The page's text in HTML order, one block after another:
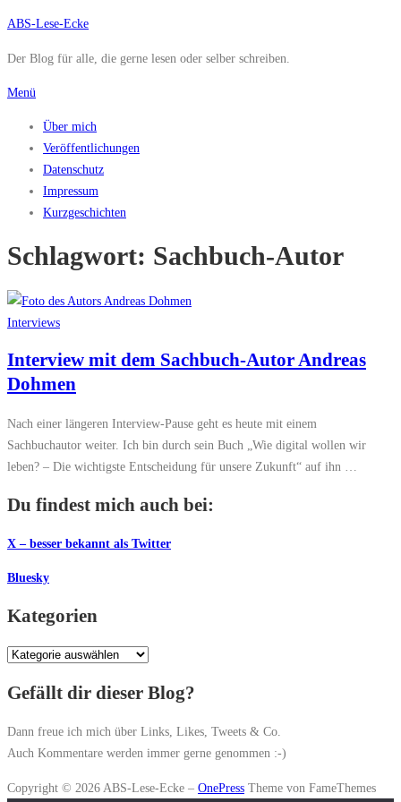
Zum
springen
ABS-Lese-Ecke
Der Blog für alle, die gerne lesen oder selber schreiben.
Menü
Über mich
Veröffentlichungen
Datenschutz
Impressum
Kurzgeschichten
Schlagwort: Sachbuch-Autor
Interviews
Interview mit dem Sachbuch-Autor Andreas
Dohmen
Nach einer längeren Interview-Pause geht es heute mit einem
Sachbuchautor weiter. Ich bin durch sein Buch „Wie digital wollen wir
leben? – Die wichtigste Entscheidung für unsere Zukunft“ auf ihn …
Du findest mich auch bei:
X – besser bekannt als Twitter
Bluesky
Kategorien
Kategorien
Gefällt dir dieser Blog?
Dann freue ich mich über Links, Likes, Tweets & Co.
Auch Kommentare werden immer gerne genommen :-)
Copyright © 2026 ABS-Lese-Ecke – OnePress Theme von FameThemes